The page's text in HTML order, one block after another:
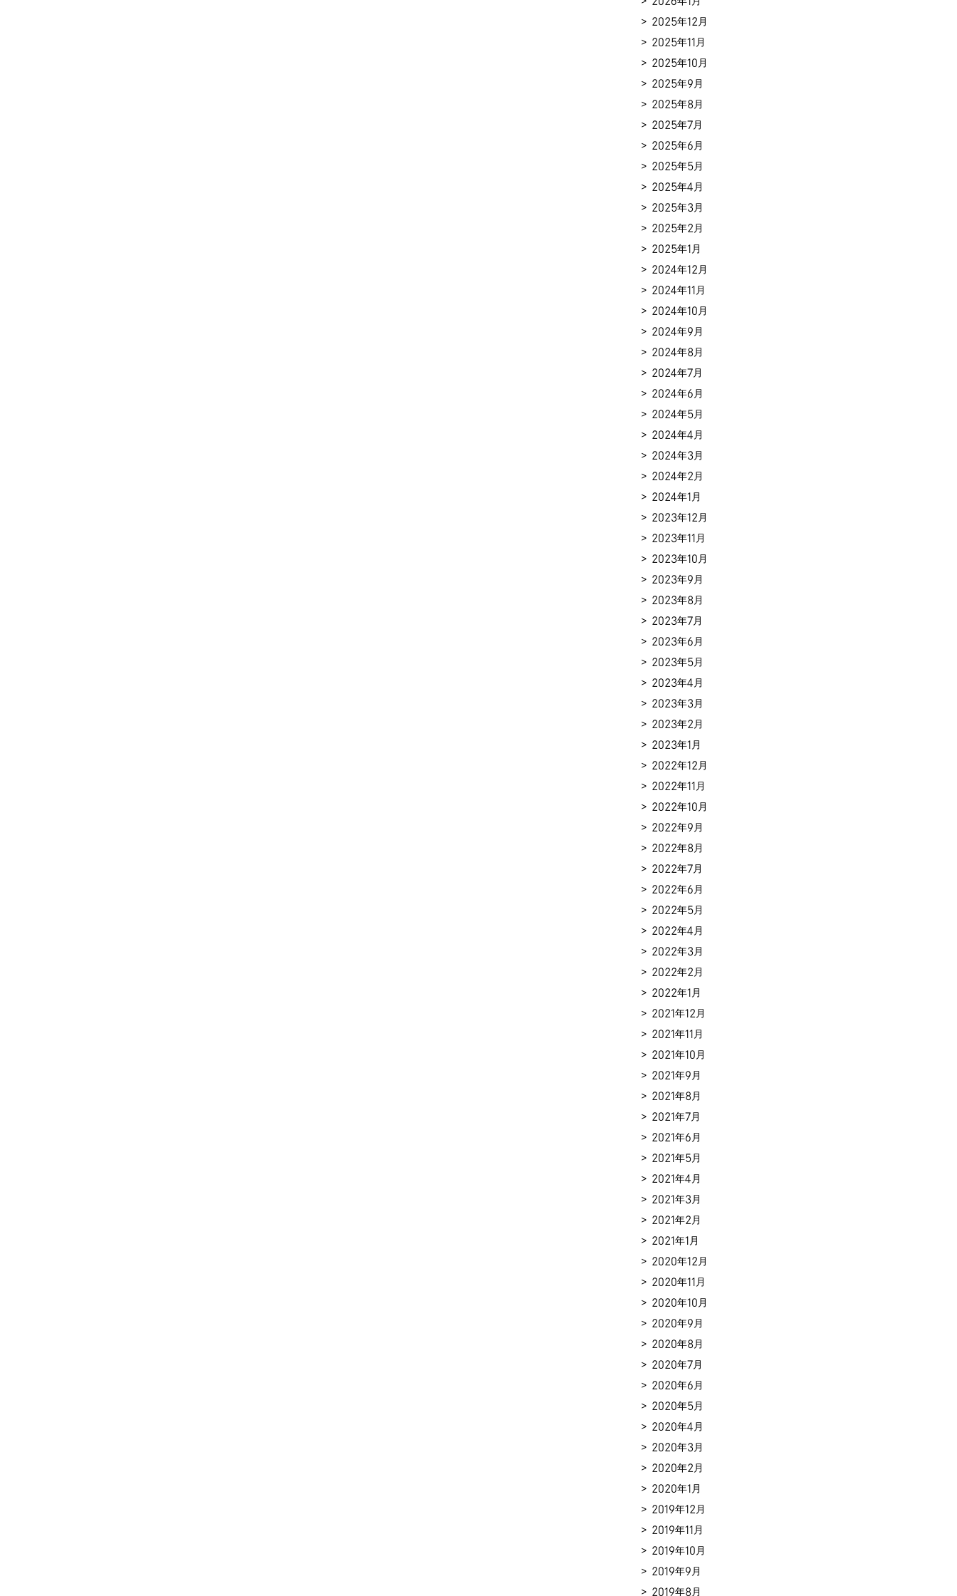
2025年12月
2025年11月
2025年10月
2025年9月
2025年8月
2025年7月
2025年6月
2025年5月
2025年4月
2025年3月
2025年2月
2025年1月
2024年12月
2024年11月
2024年10月
2024年9月
2024年8月
2024年7月
2024年6月
2024年5月
2024年4月
2024年3月
2024年2月
2024年1月
2023年12月
2023年11月
2023年10月
2023年9月
2023年8月
2023年7月
2023年6月
2023年5月
2023年4月
2023年3月
2023年2月
2023年1月
2022年12月
2022年11月
2022年10月
2022年9月
2022年8月
2022年7月
2022年6月
2022年5月
2022年4月
2022年3月
2022年2月
2022年1月
2021年12月
2021年11月
2021年10月
2021年9月
2021年8月
2021年7月
2021年6月
2021年5月
2021年4月
2021年3月
2021年2月
2021年1月
2020年12月
2020年11月
2020年10月
2020年9月
2020年8月
2020年7月
2020年6月
2020年5月
2020年4月
2020年3月
2020年2月
2020年1月
2019年12月
2019年11月
2019年10月
2019年9月
2019年8月